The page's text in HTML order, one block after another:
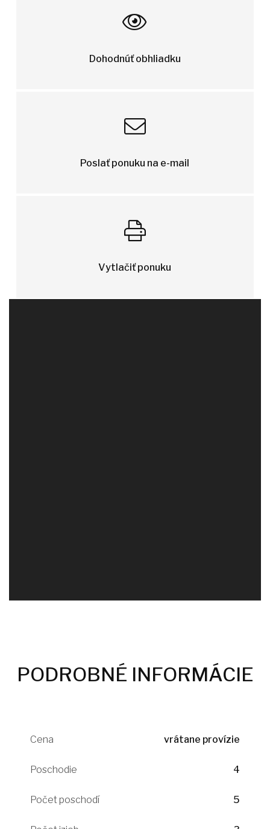
Dohodnúť obhliadku
Poslať ponuku na e-mail
Vytlačiť ponuku
PODROBNÉ INFORMÁCIE
Cena vrátane provízie
Poschodie 4
Počet poschodí 5